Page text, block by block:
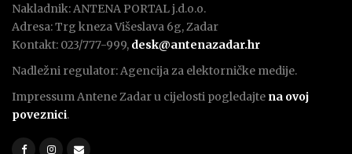
Nakladnik: ANTENA PORTAL j.d.o.o.
Adresa: Trg kneza Višeslava 6g, Zadar
Kontakt: 023/777-999, desk@antenazadar.hr
Nadležni regulator: Agencija za elektorničke medije.
Impressum Antene Zadar u cijelosti pogledajte na ovoj
poveznici.